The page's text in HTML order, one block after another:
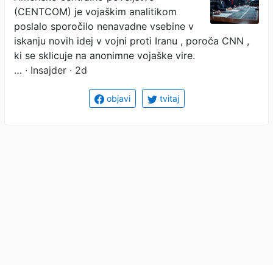
(CENTCOM) je vojaškim analitikom
poslalo sporočilo nenavadne vsebine v
iskanju novih idej v vojni proti Iranu , poroča CNN ,
ki se sklicuje na anonimne vojaške vire.
… · Insajder · 2d
objavi tvitaj